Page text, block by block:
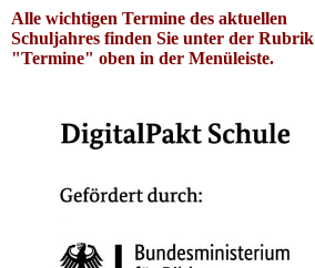
Alle wichtigen Termine des aktuellen
Schuljahres finden Sie unter der Rubrik
"Termine" oben in der Menüleiste.